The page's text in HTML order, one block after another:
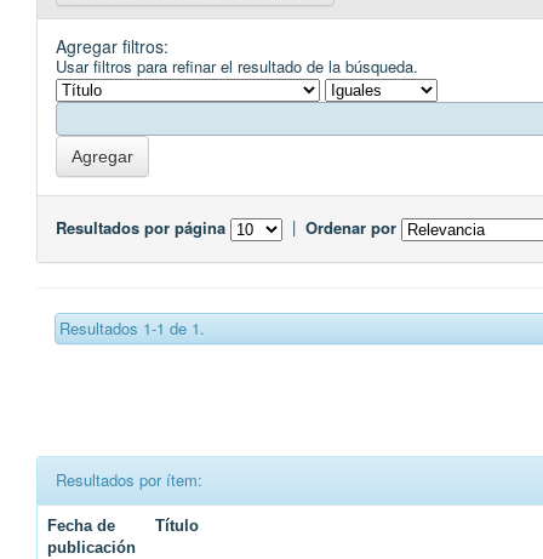
Agregar filtros:
Usar filtros para refinar el resultado de la búsqueda.
Resultados por página | Ordenar por
Resultados 1-1 de 1.
Resultados por ítem:
Fecha de
publicación
Título